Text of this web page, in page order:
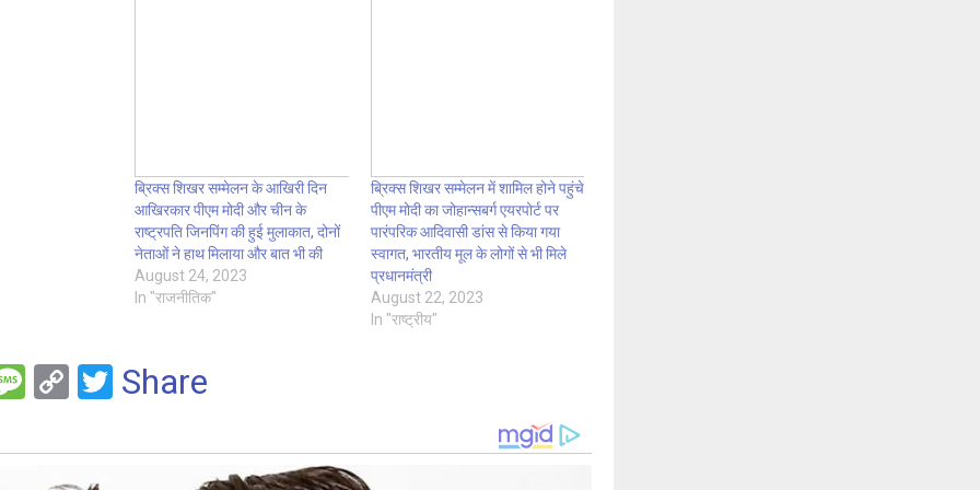
ब्रिक्स शिखर सम्मेलन के आखिरी दिन
आखिरकार पीएम मोदी और चीन के
राष्ट्रपति जिनपिंग की हुई मुलाकात, दोनों
नेताओं ने हाथ मिलाया और बात भी की
August 24, 2023
In "राजनीतिक"
ब्रिक्स शिखर सम्मेलन में शामिल होने पहुंचे
पीएम मोदी का जोहान्सबर्ग एयरपोर्ट पर
पारंपरिक आदिवासी डांस से किया गया
स्वागत, भारतीय मूल के लोगों से भी मिले
प्रधानमंत्री
August 22, 2023
In "राष्ट्रीय"
M
s
C
py
T
tt
Share